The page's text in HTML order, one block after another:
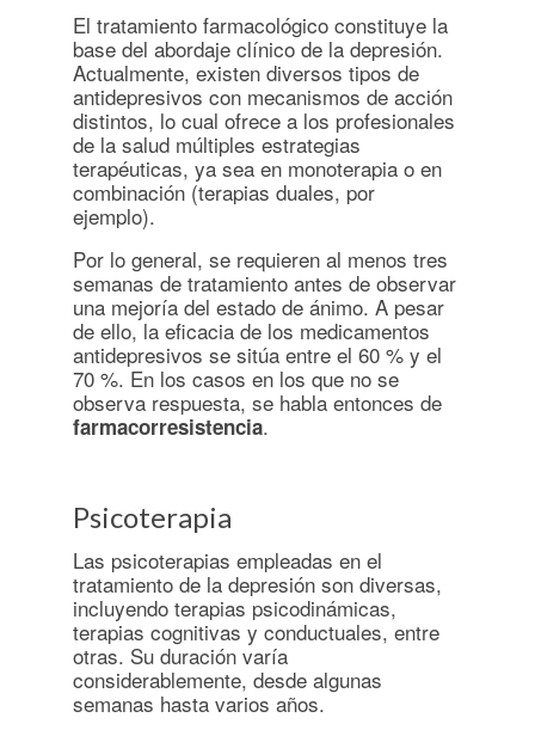
El tratamiento farmacológico constituye la
base del abordaje clínico de la depresión.
Actualmente, existen diversos tipos de
antidepresivos con mecanismos de acción
distintos, lo cual ofrece a los profesionales
de la salud múltiples estrategias
terapéuticas, ya sea en monoterapia o en
combinación (terapias duales, por
ejemplo).
Por lo general, se requieren al menos tres
semanas de tratamiento antes de observar
una mejoría del estado de ánimo. A pesar
de ello, la eficacia de los medicamentos
antidepresivos se sitúa entre el 60 % y el
70 %. En los casos en los que no se
observa respuesta, se habla entonces de
farmacorresistencia.
Psicoterapia
Las psicoterapias empleadas en el
tratamiento de la depresión son diversas,
incluyendo terapias psicodinámicas,
terapias cognitivas y conductuales, entre
otras. Su duración varía
considerablemente, desde algunas
semanas hasta varios años.